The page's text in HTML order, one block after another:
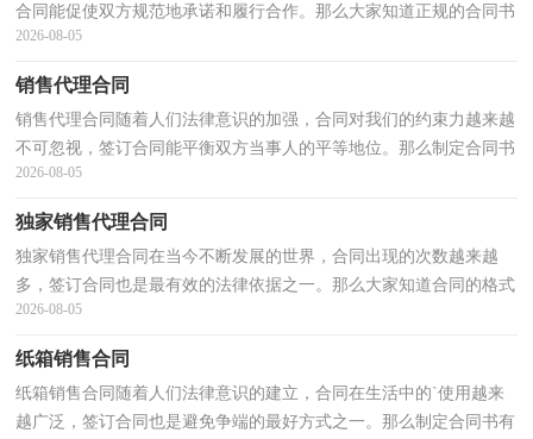
合同能促使双方规范地承诺和履行合作。那么大家知道正规的合同书
怎么写吗？以下是小编整理的客房销售合同，仅供参考...
2026-08-05
销售代理合同
销售代理合同随着人们法律意识的加强，合同对我们的约束力越来越
不可忽视，签订合同能平衡双方当事人的平等地位。那么制定合同书
有什么需要注意的呢？下面是小编为大家整理的销售...
2026-08-05
独家销售代理合同
独家销售代理合同在当今不断发展的世界，合同出现的次数越来越
多，签订合同也是最有效的法律依据之一。那么大家知道合同的格式
吗？下面是小编整理的独家销售代理合同，欢迎阅读，希望...
2026-08-05
纸箱销售合同
纸箱销售合同随着人们法律意识的建立，合同在生活中的`使用越来
越广泛，签订合同也是避免争端的最好方式之一。那么制定合同书有